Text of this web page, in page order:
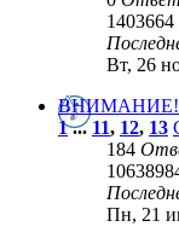
1403664
Вт, 26
ВНИМАНИЕ!!!
1... 11, 12, 13
184
Пн, 21